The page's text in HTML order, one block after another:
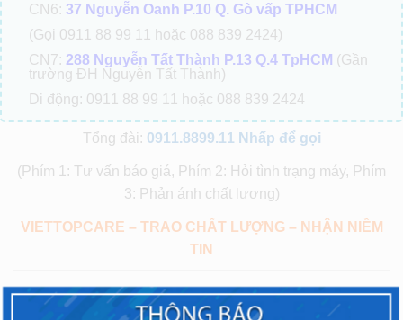
CN6: 37 Nguyễn Oanh P.10 Q. Gò vấp TPHCM
(Gọi 0911 88 99 11 hoặc 088 839 2424)
CN7: 288 Nguyễn Tất Thành P.13 Q.4 TpHCM (Gần
trường ĐH Nguyễn Tất Thành)
Di động: 0911 88 99 11 hoặc 088 839 2424
Tổng đài: 0911.8899.11 Nhấp để gọi
(Phím 1: Tư vấn báo giá, Phím 2: Hỏi tình trạng máy, Phím
3: Phản ánh chất lượng)
VIETTOPCARE – TRAO CHẤT LƯỢNG – NHẬN NIỀM
TIN
Bài trước Bài tiếp theo